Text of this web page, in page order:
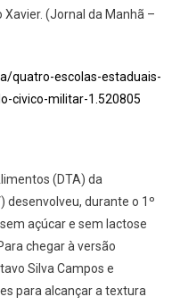
Xavier. (Jornal da Manhã –
quatro-escolas-estaduais-
civico-militar-1.520805
(DTA) da
desenvolveu, durante o 1º
açúcar e sem lactose
chegar à versão
Silva Campos e
para alcançar a textura